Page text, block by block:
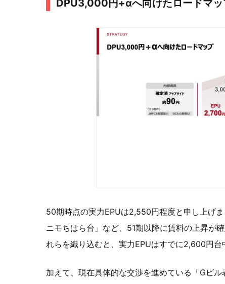
DPU3,000円+αへ向けたロードマッ
50期時点の実力EPUは2,550円程度と申し上げ
ニモちはら台」など、51期以降に賃料の上昇が
れらを織り込むと、実力EPUはすでに2,600円台
加えて、現在具体的な交渉を進めている「Gビ